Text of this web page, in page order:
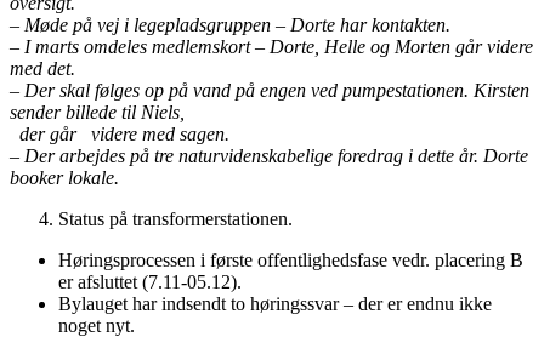
– Møde på vej i legepladsgruppen – Dorte har kontakten.
– I marts omdeles medlemskort – Dorte, Helle og Morten går videre
med det.
– Der skal følges op på vand på engen ved pumpestationen. Kirsten
sender billede til Niels,
der går videre med sagen.
– Der arbejdes på tre naturvidenskabelige foredrag i dette år. Dorte
booker lokale.
Status på transformerstationen.
Høringsprocessen i første offentlighedsfase vedr. placering B
er afsluttet (7.11-05.12).
Bylauget har indsendt to høringssvar – der er endnu ikke
noget nyt.